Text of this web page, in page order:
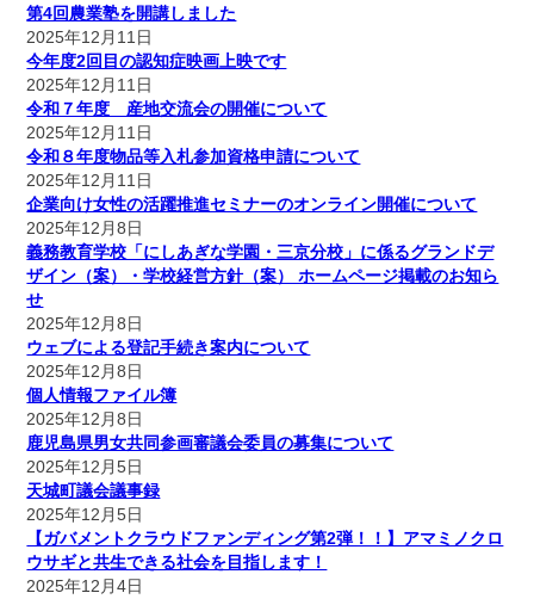
第4回農業塾を開講しました
2025年12月11日
今年度2回目の認知症映画上映です
2025年12月11日
令和７年度 産地交流会の開催について
2025年12月11日
令和８年度物品等入札参加資格申請について
2025年12月11日
企業向け女性の活躍推進セミナーのオンライン開催について
2025年12月8日
義務教育学校「にしあぎな学園・三京分校」に係るグランドデ
ザイン（案）・学校経営方針（案） ホームページ掲載のお知ら
せ
2025年12月8日
ウェブによる登記手続き案内について
2025年12月8日
個人情報ファイル簿
2025年12月8日
鹿児島県男女共同参画審議会委員の募集について
2025年12月5日
天城町議会議事録
2025年12月5日
【ガバメントクラウドファンディング第2弾！！】アマミノクロ
ウサギと共生できる社会を目指します！
2025年12月4日